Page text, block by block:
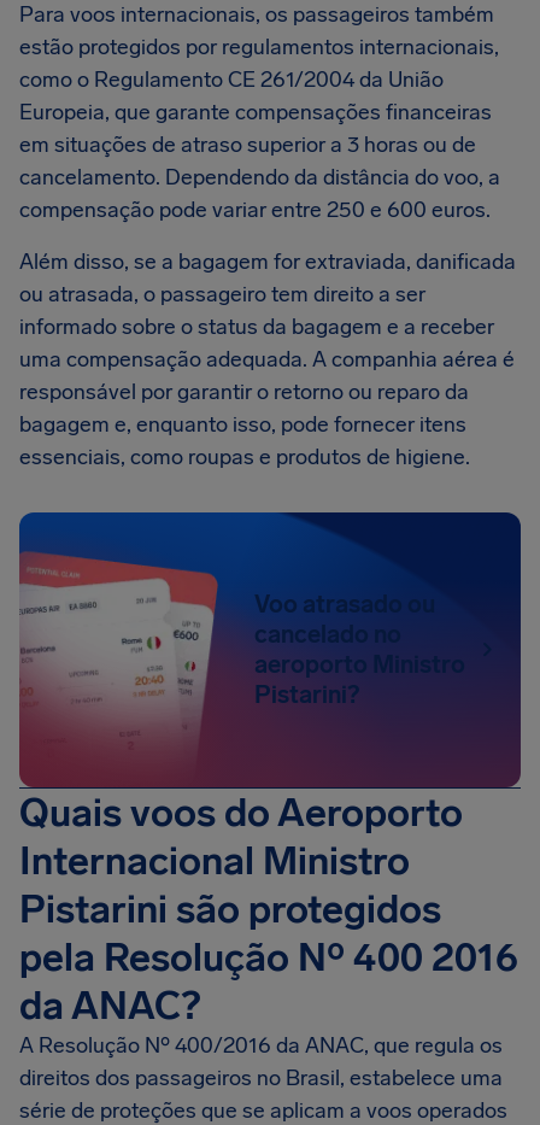
Para voos internacionais, os passageiros também
estão protegidos por regulamentos internacionais,
como o Regulamento CE 261/2004 da União
Europeia, que garante compensações financeiras
em situações de atraso superior a 3 horas ou de
cancelamento. Dependendo da distância do voo, a
compensação pode variar entre 250 e 600 euros.
Além disso, se a bagagem for extraviada, danificada
ou atrasada, o passageiro tem direito a ser
informado sobre o status da bagagem e a receber
uma compensação adequada. A companhia aérea é
responsável por garantir o retorno ou reparo da
bagagem e, enquanto isso, pode fornecer itens
essenciais, como roupas e produtos de higiene.
Voo atrasado ou
cancelado no
aeroporto Ministro
Pistarini?
Quais voos do Aeroporto
Internacional Ministro
Pistarini são protegidos
pela Resolução Nº 400 2016
da ANAC?
A Resolução Nº 400/2016 da ANAC, que regula os
direitos dos passageiros no Brasil, estabelece uma
série de proteções que se aplicam a voos operados